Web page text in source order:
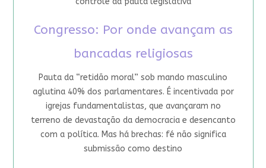
Congresso: Por onde avançam as
bancadas religiosas
Pauta da “retidão moral” sob mando masculino
aglutina 40% dos parlamentares. É incentivada por
igrejas fundamentalistas, que avançaram no
terreno de devastação da democracia e desencanto
com a política. Mas há brechas: fé não significa
submissão como destino